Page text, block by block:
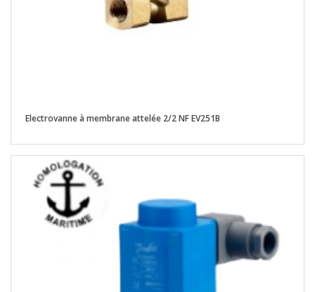
Electrovanne à membrane attelée 2/2 NF EV251B